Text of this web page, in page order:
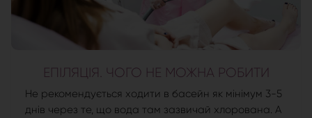
ЕПІЛЯЦІЯ. ЧОГО НЕ МОЖНА РОБИТИ
Не рекомендується ходити в басейн як мінімум 3-5
днів через те, що вода там зазвичай хлорована. А